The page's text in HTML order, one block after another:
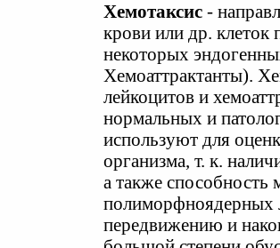
Хемотаксис -
крови или др. клеток
некоторых
Хемоаттрактанты).
лейкоцитов и
нормальных и
используют для
организма, т. к.
а также способность
полиморфноядерных
передвижению и